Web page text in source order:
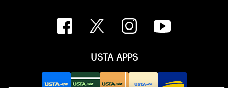
USTA APPS